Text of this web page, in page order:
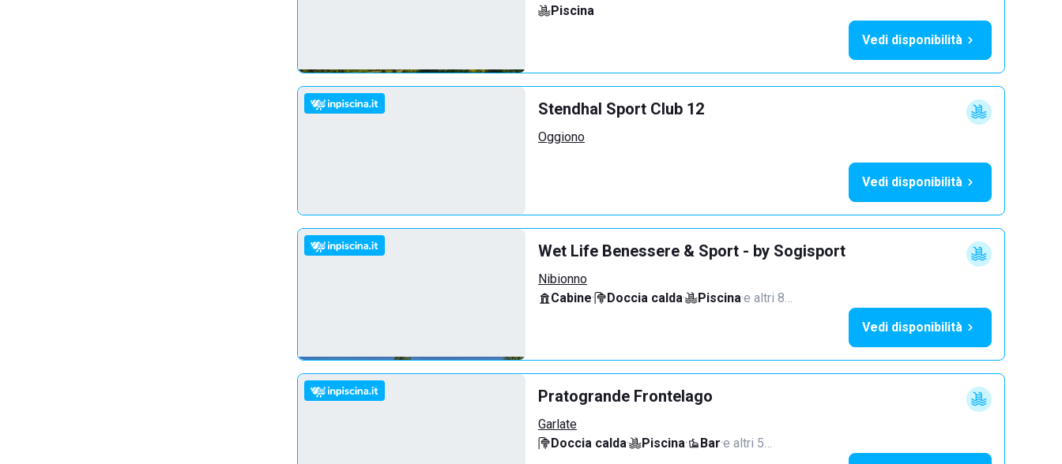
Piscina
Vedi disponibilità
Stendhal Sport Club 12
Oggiono
Vedi disponibilità
Wet Life Benessere & Sport - by Sogisport
Nibionno
Cabine· Doccia calda· Piscina·e altri 8…
Vedi disponibilità
Pratogrande Frontelago
Garlate
Doccia calda· Piscina· Bar·e altri 5…